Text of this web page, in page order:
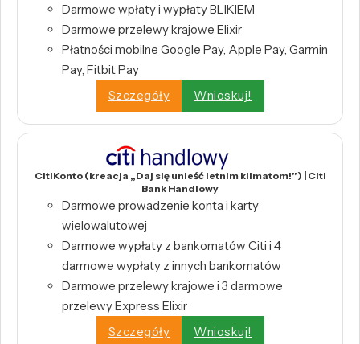
Darmowe wpłaty i wypłaty BLIKIEM
Darmowe przelewy krajowe Elixir
Płatności mobilne Google Pay, Apple Pay, Garmin
Pay, Fitbit Pay
Szczegóły
Wnioskuj!
CitiKonto (kreacja „Daj się unieść letnim klimatom!”) | Citi
Bank Handlowy
Darmowe prowadzenie konta i karty
wielowalutowej
Darmowe wypłaty z bankomatów Citi i 4
darmowe wypłaty z innych bankomatów
Darmowe przelewy krajowe i 3 darmowe
przelewy Express Elixir
Szczegóły
Wnioskuj!